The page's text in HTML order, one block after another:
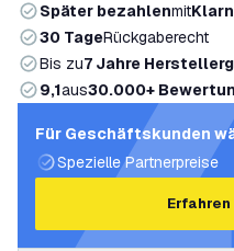
Später bezahlenmit
30 TageRückgaberecht
Bis zu7 Jahre
9,1aus30.000+
Für Geschäftskunden
Spezielle Partnerpreise